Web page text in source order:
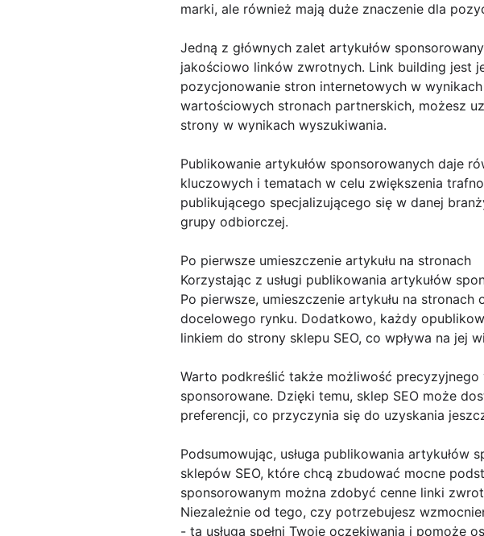
marki, ale również mają duże znaczenie dla
Jedną z głównych zalet artykułów
jakościowo linków zwrotnych. Link building jest
pozycjonowanie stron internetowych w
wartościowych stronach partnerskich, możesz
strony w wynikach wyszukiwania.
Publikowanie artykułów sponsorowanych daje
kluczowych i tematach w celu zwiększenia
publikującego specjalizującego się w danej
grupy odbiorczej.
Po pierwsze umieszczenie artykułu na stronach
Korzystając z usługi publikowania artykułów
Po pierwsze, umieszczenie artykułu na
docelowego rynku. Dodatkowo, każdy
linkiem do strony sklepu SEO, co wpływa na
Warto podkreślić także możliwość
sponsorowane. Dzięki temu, sklep SEO może
preferencji, co przyczynia się do uzyskania
Podsumowując, usługa publikowania artykułów
sklepów SEO, które chcą zbudować mocne
sponsorowanym można zdobyć cenne linki
Niezależnie od tego, czy potrzebujesz
- ta usługa spełni Twoje oczekiwania i pomoże